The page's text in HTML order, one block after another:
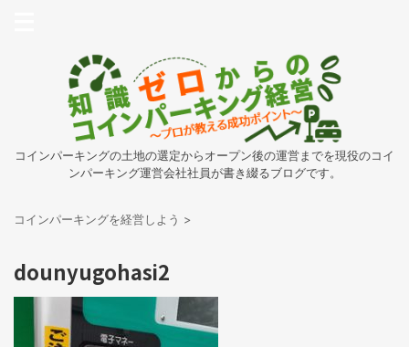
コインパーキングの土地の選定からオープン後の運営までを現役のコイ
ンパーキング運営会社社員が書き綴るブログです。
コインパーキングを経営しよう >
dounyugohasi2